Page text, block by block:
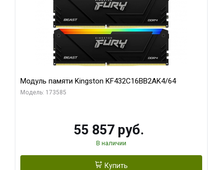
Модуль памяти Kingston KF432C16BB2AK4/64
Модель: 173585
55 857 руб.
В наличии
Купить